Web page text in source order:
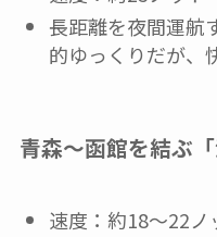
長距離を夜間運航
的ゆっくりだが、
青森～函館を結ぶ
速度：約18～22ノ